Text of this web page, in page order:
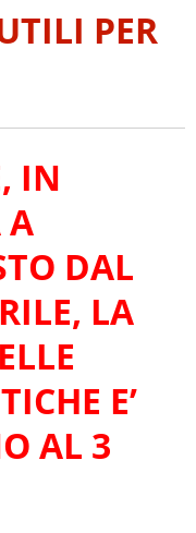
PER
IN
A
DAL
, LA
E’
AL 3